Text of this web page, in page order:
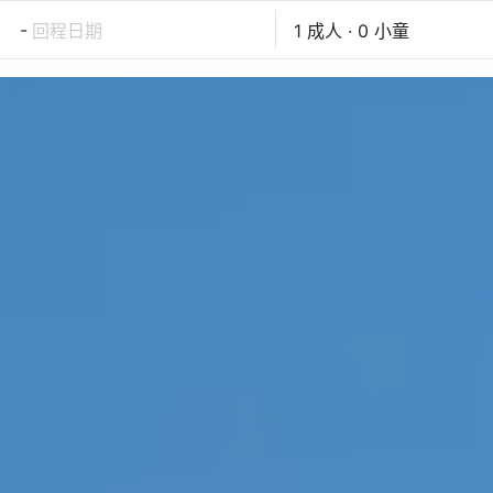
- 回程日期 1 成人 · 0 小童